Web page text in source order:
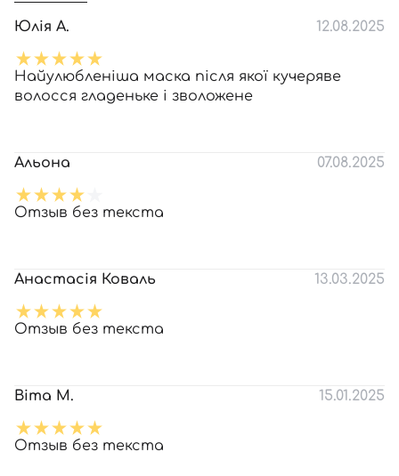
Юлія А. 12.08.2025
Найулюбленіша маска після якої кучеряве
волосся гладеньке і зволожене
Альона 07.08.2025
Отзыв без текста
Анастасія Коваль 13.03.2025
Отзыв без текста
Віта М. 15.01.2025
Отзыв без текста